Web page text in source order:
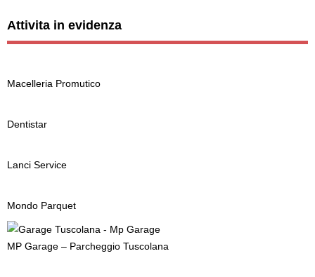
Attivita in evidenza
Macelleria Promutico
Dentistar
Lanci Service
Mondo Parquet
MP Garage – Parcheggio Tuscolana